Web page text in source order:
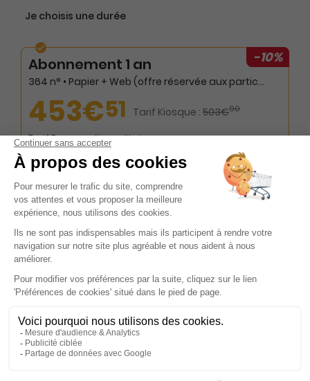
Je choisis une durée
-10%
Abonnement 1 an
364 n° • Papier + Web (offre réservée aux particuliers)
453€51 Tarif Kiosque : 503€90
Tarif France métropolitaine
Renouvellement à date d’anniversaire
Présentation du magazine Le Progrès,
Dombes, Côtière de l'Ain
Le Progrès, fondé en 1859, est bien plus qu'un simple
quotidien régional ; c'est une institution qui a su traverser
les époques tout en restant fidèle à sa mission première :
départements emblématiques de la région Auvergne-
Rhône-Alpes — le Jura, l'Ain, la Loire, la Haute-Loire et le
Rhône —, Le Progrès s'est imposé comme une référence
incontournable pour ses lecteurs. Avec ses 17 éditions